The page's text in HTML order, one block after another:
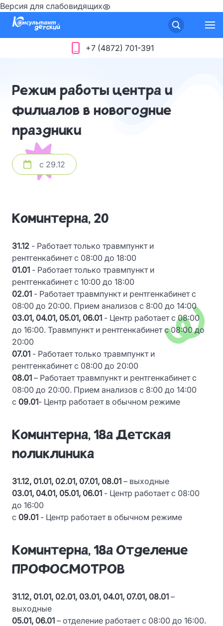
Версия для слабовидящих
+7 (4872) 701-391
Режим работы центра и
филиалов в новогодние
праздники
с 29.12
Коминтерна, 20
31.12 - Работает только травмпункт и
рентгенкабинет с 08:00 до 18:00
01.01 - Работает только травмпункт и
рентгенкабинет с 10:00 до 18:00
02.01 - Работает травмпункт и рентгенкабинет с
08:00 до 20:00. Прием анализов с 8:00 до 14:00
03.01, 04.01, 05.01, 06.01 - Центр работает с 08:00
до 16:00. Травмпункт и рентгенкабинет с 08:00 до
20:00
07.01 - Работает только травмпункт и
рентгенкабинет с 08:00 до 20:00
08.01 – Работает травмпункт и рентгенкабинет с
08:00 до 20:00. Прием анализов с 8:00 до 14:00
с 09.01- Центр работает в обычном режиме
Коминтерна, 18а Детская
поликлиника
31.12, 01.01, 02.01, 07.01, 08.01 – выходные
03.01, 04.01, 05.01, 06.01 - Центр работает с 08:00
до 16:00
с 09.01 - Центр работает в обычном режиме
Коминтерна, 18а Отделение
ПРОФОСМОТРОВ
31.12, 01.01, 02.01, 03.01, 04.01, 07.01, 08.01 –
выходные
05.01, 06.01 – отделение работает с 08:00 до 16:00.